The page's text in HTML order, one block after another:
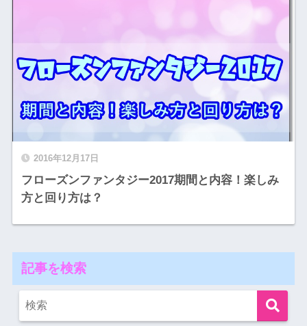
2016年12月17日
フローズンファンタジー2017期間と内容！楽しみ
方と回り方は？
記事を検索